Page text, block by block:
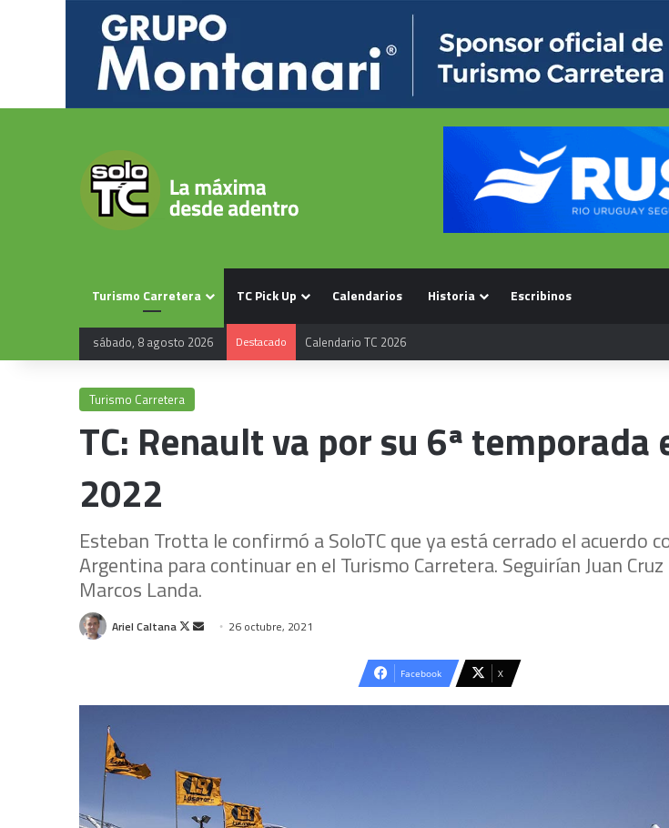
Turismo Carretera TC Pick Up Calendarios Historia Escribinos
sábado, 8 agosto 2026 Destacado Calendario TC 2026
Turismo Carretera
TC: Renault va por su 6ª temporada
2022
Esteban Trotta le confirmó a SoloTC que ya está cerrado el acuerdo
Argentina para continuar en el Turismo Carretera. Seguirían Juan
Marcos Landa.
Ariel Caltana
Follow
Send 26 octubre, 2021
Facebook X